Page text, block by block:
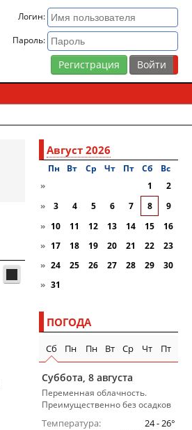
Логин:
Пароль:
Регистрация
Август 2026
Пн Вт Ср Чт Пт Сб
Вc
»
1
2
»
3 4 5 6 7 8
9
» 10 11 12 13 14 15
16
» 17 18 19 20 21 22
23
» 24 25 26 27 28 29
30
» 31
ПОГОДА
Сб Пн Пн Вт Ср Чт Пт
Суббота, 8 августа
Переменная облачность.
Преимущественно без осадков
Температура
24 - 26°